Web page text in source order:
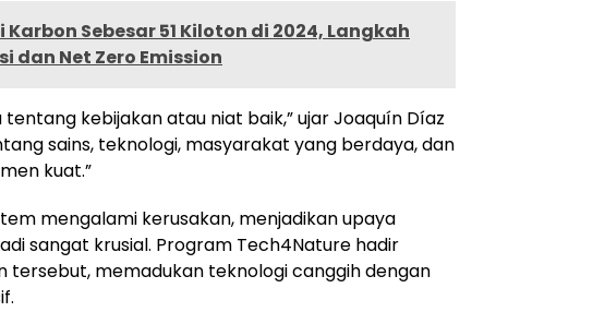
Karbon Sebesar 51 Kiloton di 2024, Langkah
dan Net Zero Emission
kebijakan atau niat baik,” ujar Joaquín Díaz
sains, teknologi, masyarakat yang berdaya, dan
kuat.”
mengalami kerusakan, menjadikan upaya
sangat krusial. Program Tech4Nature hadir
tersebut, memadukan teknologi canggih dengan